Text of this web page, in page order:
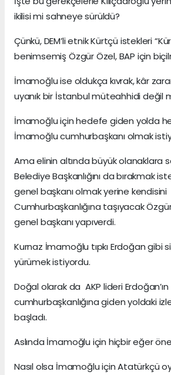
ikilisi mi sahneye sürüldü?
Çünkü, DEM’li etnik Kürtçü istekleri
benimsemiş Özgür Özel, BAP için
İmamoğlu ise oldukça kıvrak, kâr
uyanık bir İstanbul müteahhidi değil
İmamoğlu için hedefe giden yolda
İmamoğlu cumhurbaşkanı olmak
Ama elinin altında büyük olanaklara
Belediye Başkanlığını da bırakmak
genel başkanı olmak yerine kendisini
Cumhurbaşkanlığına taşıyacak
genel başkanı yapıverdi.
Kurnaz İmamoğlu tıpkı Erdoğan gibi
yürümek istiyordu.
Doğal olarak da AKP lideri Erdoğan’ın
cumhurbaşkanlığına giden yoldaki
başladı.
Aslında İmamoğlu için hiçbir eğer
Nasıl olsa İmamoğlu için Atatürkçü